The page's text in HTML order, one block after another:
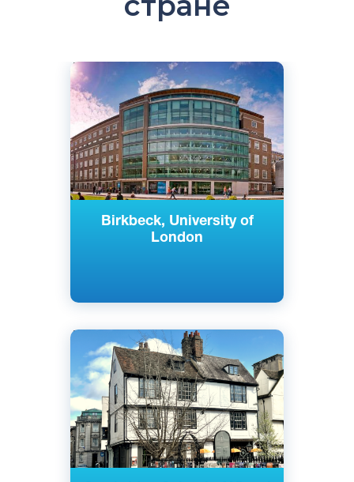
Birkbeck, University of
London
Лондон, Великобритания
Государственный
Английский
Кембридж, Лондон,
Великобритания
Частный